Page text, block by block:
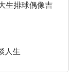
生排球偶像吉
人生